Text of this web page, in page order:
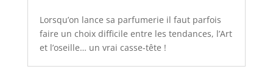
Lorsqu’on lance sa parfumerie il faut parfois
faire un choix difficile entre les tendances, l’Art
et l’oseille… un vrai casse-tête !